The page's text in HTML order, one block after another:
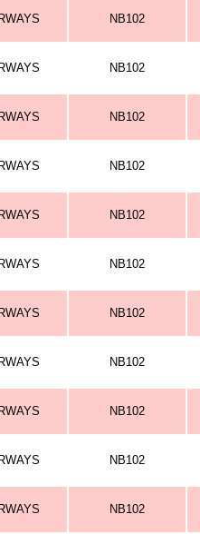
NB102
NB102
NB102
NB102
NB102
NB102
NB102
NB102
NB102
NB102
NB102